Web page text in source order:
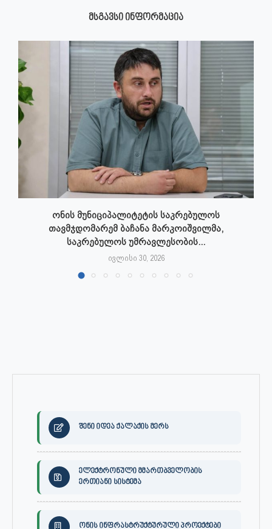
ᲛᲡᲒᲐᲕᲡᲘ ᲘᲜᲤᲝᲠᲛᲐᲪᲘᲐ
ონის მუნიციპალიტეტის საკრებულოს
თავმჯდომარემ ბაჩანა მარკოიშვილმა,
საკრებულოს უმრავლესობის...
ივლისი 30, 2026
შენი იდეა ქალაქის მერს
ელექტრონული მმართბველობის
ერთიანი სისტემა
ონის ინფრასტრუქტურული პროექტები